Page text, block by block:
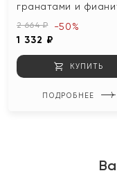
гранатами и
2 664 ₽
1 332 ₽
-50%
КУПИТЬ
ПОДРОБНЕЕ